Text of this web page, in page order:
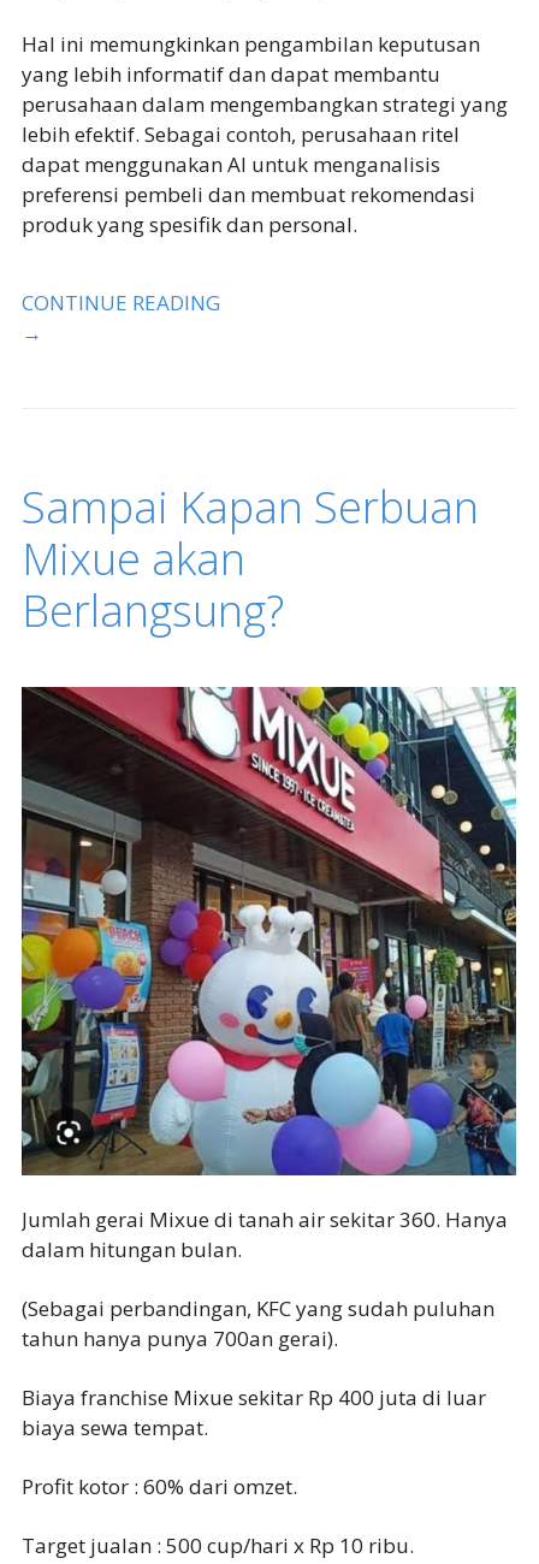
Hal ini memungkinkan pengambilan keputusan
yang lebih informatif dan dapat membantu
perusahaan dalam mengembangkan strategi yang
lebih efektif. Sebagai contoh, perusahaan ritel
dapat menggunakan AI untuk menganalisis
preferensi pembeli dan membuat rekomendasi
produk yang spesifik dan personal.
CONTINUE READING
→
Sampai Kapan Serbuan
Mixue akan
Berlangsung?
Jumlah gerai Mixue di tanah air sekitar 360. Hanya
dalam hitungan bulan.
(Sebagai perbandingan, KFC yang sudah puluhan
tahun hanya punya 700an gerai).
Biaya franchise Mixue sekitar Rp 400 juta di luar
biaya sewa tempat.
Profit kotor : 60% dari omzet.
Target jualan : 500 cup/hari x Rp 10 ribu.